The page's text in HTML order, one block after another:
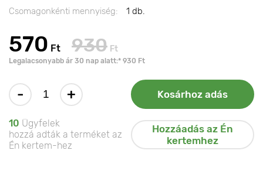
Csomagonkénti mennyiség:
1 db.
570 Ft 930 Ft
Legalacsonyabb ár 30 nap alatt:* 930 Ft
- + Kosárhoz adás
10 Ügyfelek
hozzá adták a terméket az
Én kertem-hez
Hozzáadás az Én
kertemhez